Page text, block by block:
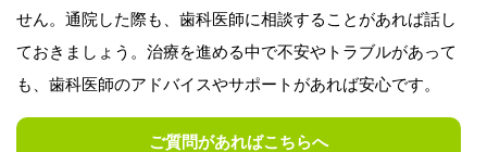
せん。通院した際も、歯科医師に相談することがあれば話し
ておきましょう。治療を進める中で不安やトラブルがあって
も、歯科医師のアドバイスやサポートがあれば安心です。
ご質問があればこちらへ